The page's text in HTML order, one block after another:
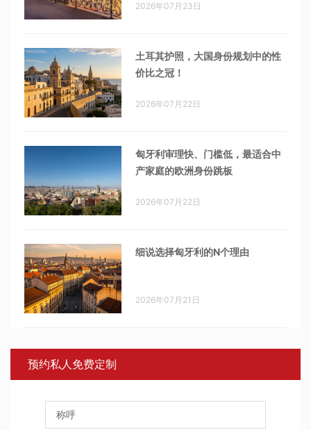
2026年07月23日
土耳其护照，大国身份规划中的性
价比之冠！
2026年07月22日
匈牙利审理快、门槛低，最适合中
产家庭的欧洲身份跳板
2026年07月22日
细说选择匈牙利的N个理由
2026年07月21日
预约私人免费定制